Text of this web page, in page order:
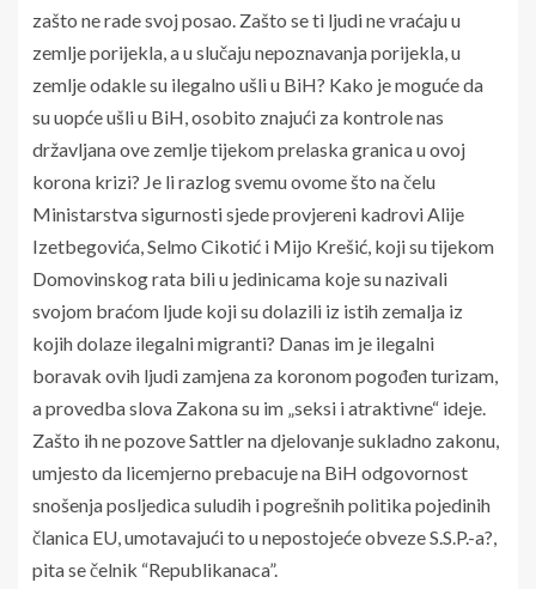
zašto ne rade svoj posao. Zašto se ti ljudi ne vraćaju u
zemlje porijekla, a u slučaju nepoznavanja porijekla, u
zemlje odakle su ilegalno ušli u BiH? Kako je moguće da
su uopće ušli u BiH, osobito znajući za kontrole nas
državljana ove zemlje tijekom prelaska granica u ovoj
korona krizi? Je li razlog svemu ovome što na čelu
Ministarstva sigurnosti sjede provjereni kadrovi Alije
Izetbegovića, Selmo Cikotić i Mijo Krešić, koji su tijekom
Domovinskog rata bili u jedinicama koje su nazivali
svojom braćom ljude koji su dolazili iz istih zemalja iz
kojih dolaze ilegalni migranti? Danas im je ilegalni
boravak ovih ljudi zamjena za koronom pogođen turizam,
a provedba slova Zakona su im „seksi i atraktivne“ ideje.
Zašto ih ne pozove Sattler na djelovanje sukladno zakonu,
umjesto da licemjerno prebacuje na BiH odgovornost
snošenja posljedica suludih i pogrešnih politika pojedinih
članica EU, umotavajući to u nepostojeće obveze S.S.P.-a?,
pita se čelnik “Republikanaca”.